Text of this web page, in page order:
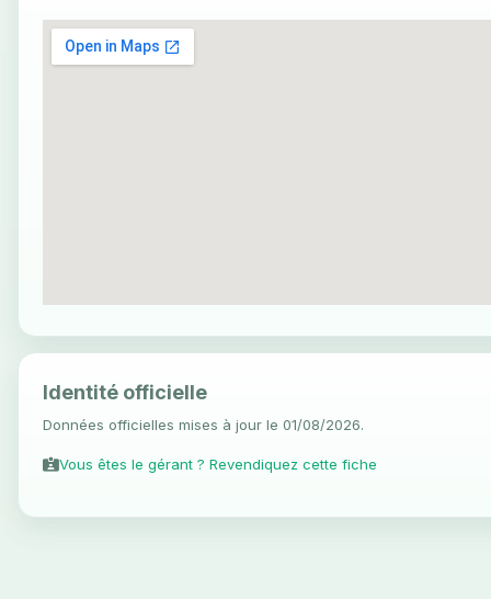
Identité officielle
Données officielles mises à jour le 01/08/2026.
Vous êtes le gérant ? Revendiquez cette fiche